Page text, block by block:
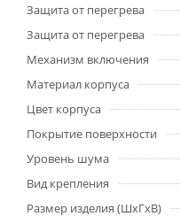
Защита от перегрева
Защита от перегрева
Механизм включения
Материал корпуса
Цвет корпуса
Покрытие поверхности
Уровень шума
Вид крепления
Размер изделия (ШхГхВ)